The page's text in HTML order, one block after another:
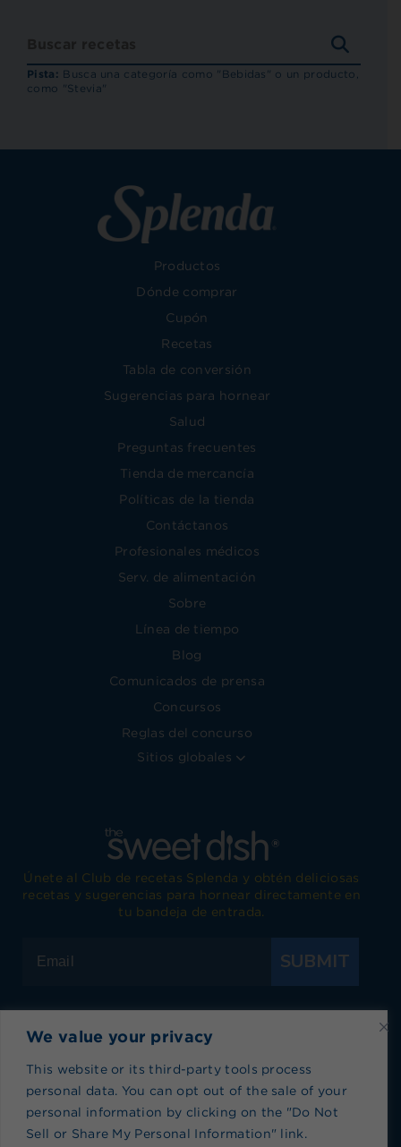
We value your privacy
This website or its third-party tools process
personal data. You can opt out of the sale of your
personal information by clicking on the "Do Not
Sell or Share My Personal Information" link.
Pista: Busca una categoría como "Bebidas" o un producto,
como "Stevia"
Productos
Dónde comprar
Cupón
Recetas
Tabla de conversión
Sugerencias para hornear
Salud
Preguntas frecuentes
Tienda de mercancía
Políticas de la tienda
Contáctanos
Profesionales médicos
Serv. de alimentación
Sobre
Línea de tiempo
Blog
Comunicados de prensa
Concursos
Reglas del concurso
Sitios globales
Únete al Club de recetas Splenda y obtén deliciosas
recetas y sugerencias para hornear directamente en
tu bandeja de entrada.
SUBMIT
Visita Splenda en Facebook
Visita Splenda en Instagram
Visita Splenda en Twitter
Política de privacidad| Términos de Uso|Política
de cookies
|Índice de recetas |
Blog index
No vender ni compartir mi información personal